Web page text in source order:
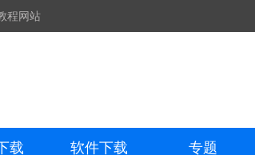
程网站
载 软件下载 专题